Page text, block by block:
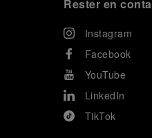
Rester en
Instagram
Facebook
YouTube
LinkedIn
TikTok